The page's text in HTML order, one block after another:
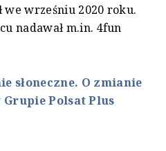
we wrześniu 2020 roku.
nadawał m.in. 4fun
słoneczne. O zmianie
Polsat Plus